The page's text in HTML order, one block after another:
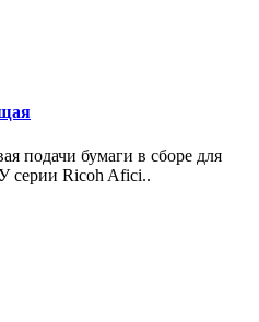
подачи бумаги в сборе для
серии Ricoh Afici..